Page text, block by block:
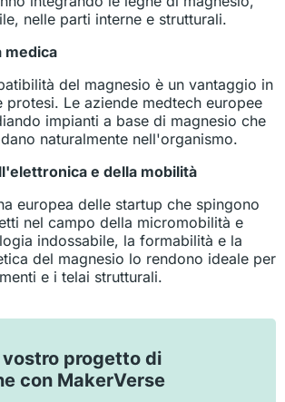
nelle parti interne e strutturali.
medica
del magnesio è un vantaggio in
protesi. Le aziende medtech europee
impianti a base di magnesio che
naturalmente nell'organismo.
e della mobilità
europea delle startup che spingono
nel campo della micromobilità e
indossabile, la formabilità e la
del magnesio lo rendono ideale per
e i telai strutturali.
progetto di
con MakerVerse